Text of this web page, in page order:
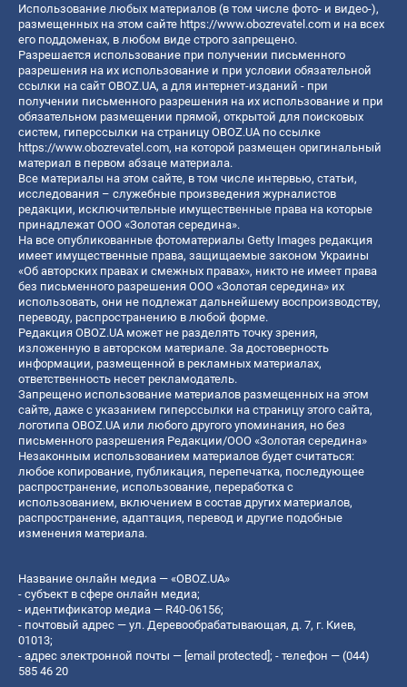
Использование любых материалов (в том числе фото- и видео-),
размещенных на этом сайте https://www.obozrevatel.com и на всех
его поддоменах, в любом виде строго запрещено.
Разрешается использование при получении письменного
разрешения на их использование и при условии обязательной
ссылки на сайт OBOZ.UA, а для интернет-изданий - при
получении письменного разрешения на их использование и при
обязательном размещении прямой, открытой для поисковых
систем, гиперссылки на страницу OBOZ.UA по ссылке
https://www.obozrevatel.com, на которой размещен оригинальный
материал в первом абзаце материала.
Все материалы на этом сайте, в том числе интервью, статьи,
исследования – служебные произведения журналистов
редакции, исключительные имущественные права на которые
принадлежат ООО «Золотая середина».
На все опубликованные фотоматериалы Getty Images редакция
имеет имущественные права, защищаемые законом Украины
«Об авторских правах и смежных правах», никто не имеет права
без письменного разрешения ООО «Золотая середина» их
использовать, они не подлежат дальнейшему воспроизводству,
переводу, распространению в любой форме.
Редакция OBOZ.UA может не разделять точку зрения,
изложенную в авторском материале. За достоверность
информации, размещенной в рекламных материалах,
ответственность несет рекламодатель.
Запрещено использование материалов размещенных на этом
сайте, даже с указанием гиперссылки на страницу этого сайта,
логотипа OBOZ.UA или любого другого упоминания, но без
письменного разрешения Редакции/ООО «Золотая середина»
Незаконным использованием материалов будет считаться:
любое копирование, публикация, перепечатка, последующее
распространение, использование, переработка с
использованием, включением в состав других материалов,
распространение, адаптация, перевод и другие подобные
изменения материала.
Название онлайн медиа — «OBOZ.UA»
- субъект в сфере онлайн медиа;
- идентификатор медиа — R40-06156;
- почтовый адрес — ул. Деревообрабатывающая, д. 7, г. Киев,
01013;
- адрес электронной почты — [email protected]; - телефон — (044)
585 46 20